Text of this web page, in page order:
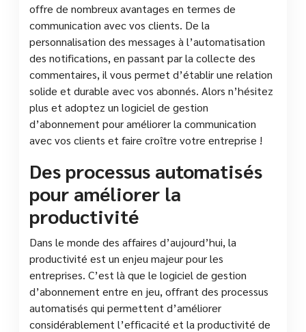
offre de nombreux avantages en termes de
communication avec vos clients. De la
personnalisation des messages à l’automatisation
des notifications, en passant par la collecte des
commentaires, il vous permet d’établir une relation
solide et durable avec vos abonnés. Alors n’hésitez
plus et adoptez un logiciel de gestion
d’abonnement pour améliorer la communication
avec vos clients et faire croître votre entreprise !
Des processus automatisés
pour améliorer la
productivité
Dans le monde des affaires d’aujourd’hui, la
productivité est un enjeu majeur pour les
entreprises. C’est là que le logiciel de gestion
d’abonnement entre en jeu, offrant des processus
automatisés qui permettent d’améliorer
considérablement l’efficacité et la productivité de